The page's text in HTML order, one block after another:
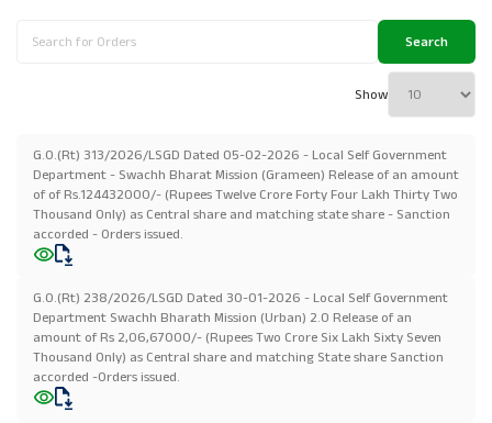
Search
Show
G.O.(Rt) 313/2026/LSGD Dated 05-02-2026 - Local Self Government
Department - Swachh Bharat Mission (Grameen) Release of an amount
of of Rs.124432000/- (Rupees Twelve Crore Forty Four Lakh Thirty Two
Thousand Only) as Central share and matching state share - Sanction
accorded - Orders issued.
G.O.(Rt) 238/2026/LSGD Dated 30-01-2026 - Local Self Government
Department Swachh Bharath Mission (Urban) 2.0 Release of an
amount of Rs 2,06,67000/- (Rupees Two Crore Six Lakh Sixty Seven
Thousand Only) as Central share and matching State share Sanction
accorded -Orders issued.